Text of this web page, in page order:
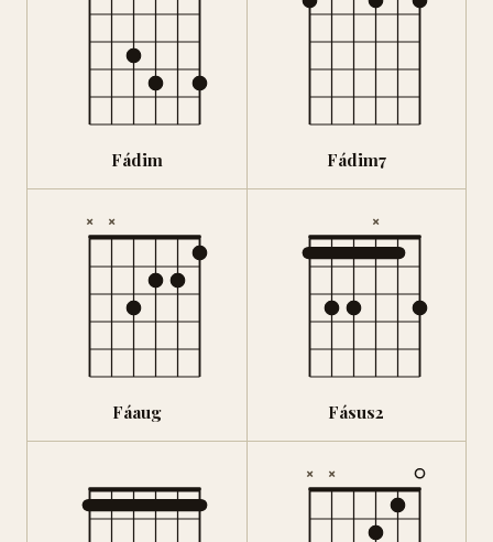
Fádim Fádim7
× ×
Fáaug
×
Fásus2
× ×